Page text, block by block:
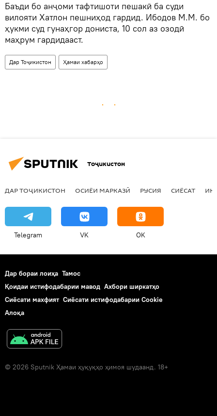
Баъди бо анҷоми тафтишоти пешакӣ ба суди
вилояти Хатлон пешниҳод гардид. Ибодов М.М. бо
ҳукми суд гунаҳгор дониста, 10 сол аз озодӣ
маҳрум гардидааст.
Дар Тоҷикистон Ҳамаи хабарҳо
Тоҷикистон
ДАР ТОҶИКИСТОН ОСИЁИ МАРКАЗӢ РУСИЯ СИЁСАТ
Telegram VK OK
Дар бораи лоиҳа Тамос
Қоидаи истифодабарии мавод Ахбори ширкатҳо
Сиёсати махфият Сиёсати истифодабарии Cookie
Алоқа
© 2026 Sputnik Ҳамаи ҳуқуқҳо ҳимоя шудаанд. 18+